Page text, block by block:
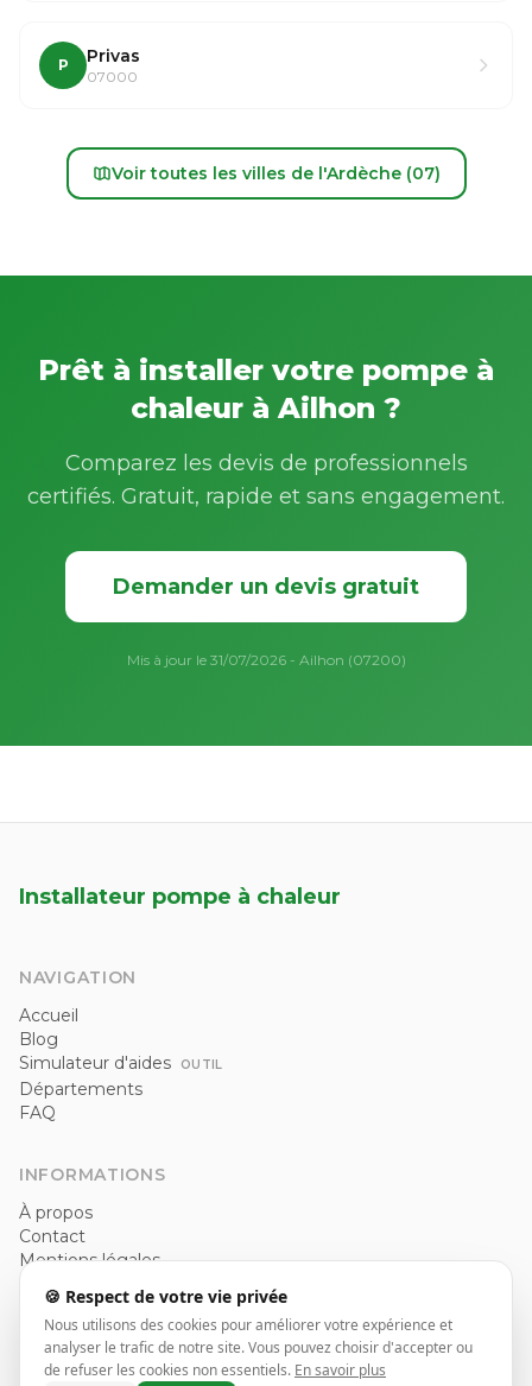
P Privas
07000
Voir toutes les villes de l'Ardèche (07)
Prêt à installer votre pompe à
chaleur à Ailhon ?
Comparez les devis de professionnels
certifiés. Gratuit, rapide et sans engagement.
Demander un devis gratuit
Mis à jour le 31/07/2026 - Ailhon (07200)
Installateur pompe à chaleur
NAVIGATION
Accueil
Blog
Simulateur d'aides
OUTIL
Départements
FAQ
INFORMATIONS
À propos
Contact
Mentions légales
CGU🍪 Respect de votre vie privée
Nous utilisons des cookies pour améliorer votre expérience et
analyser le trafic de notre site. Vous pouvez choisir d'accepter ou
de refuser les cookies non essentiels. En savoir plus